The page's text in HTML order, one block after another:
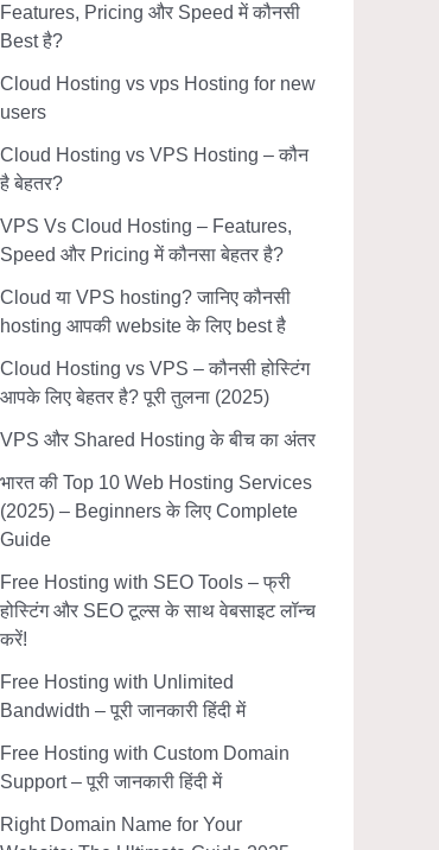
Features, Pricing और Speed में कौनसी
Best है?
Cloud Hosting vs vps Hosting for new
users
Cloud Hosting vs VPS Hosting – कौन
है बेहतर?
VPS Vs Cloud Hosting – Features,
Speed और Pricing में कौनसा बेहतर है?
Cloud या VPS hosting? जानिए कौनसी
hosting आपकी website के लिए best है
Cloud Hosting vs VPS – कौनसी होस्टिंग
आपके लिए बेहतर है? पूरी तुलना (2025)
VPS और Shared Hosting के बीच का अंतर
भारत की Top 10 Web Hosting Services
(2025) – Beginners के लिए Complete
Guide
Free Hosting with SEO Tools – फ्री
होस्टिंग और SEO टूल्स के साथ वेबसाइट लॉन्च
करें!
Free Hosting with Unlimited
Bandwidth – पूरी जानकारी हिंदी में
Free Hosting with Custom Domain
Support – पूरी जानकारी हिंदी में
Right Domain Name for Your